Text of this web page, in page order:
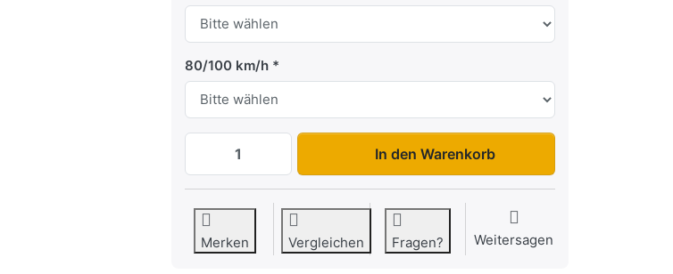
80/100 km/h
UM 4220 zu 8.198,03 €, Menge 1.
In den Warenkorb
Merken Vergleichen Fragen? Weitersagen